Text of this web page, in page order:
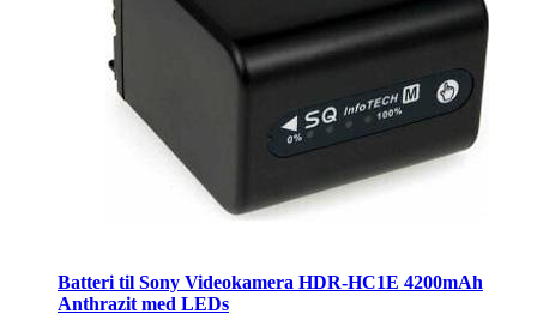
Batteri til Sony Videokamera HDR-HC1E 4200mAh
Anthrazit med LEDs